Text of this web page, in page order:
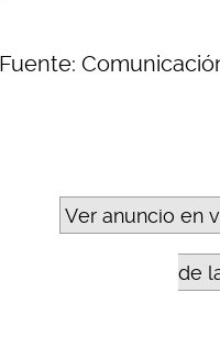
Fuente:
Ver anuncio en
de